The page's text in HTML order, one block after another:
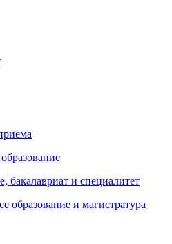
бакалавриат и специалитет
образование и магистратура